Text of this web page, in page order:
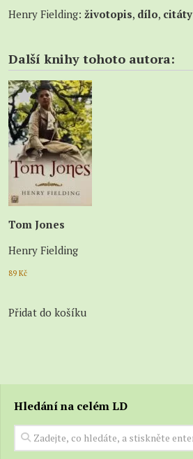
Henry Fielding: životopis, dílo, citáty
Další knihy tohoto autora:
Tom Jones
Henry Fielding
89 Kč
Přidat do košíku
Hledání na celém LD